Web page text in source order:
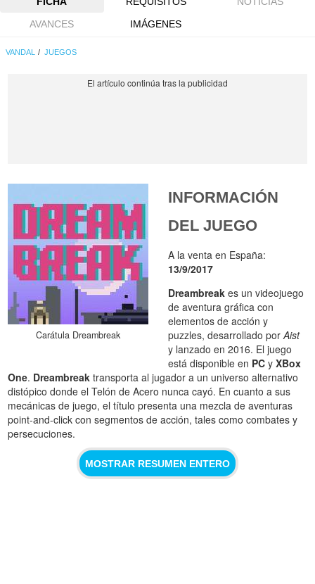
AVANCES
IMÁGENES
VANDAL JUEGOS
Carátula Dreambreak
INFORMACIÓN
DEL JUEGO
A la venta en España:
13/9/2017
Dreambreak es un videojuego
de aventura gráfica con
elementos de acción y
puzzles, desarrollado porAist
y lanzado en 2016. El juego
está disponible en PC yXBox
One. Dreambreak transporta al jugador a un universo alternativo
distópico donde el Telón de Acero nunca cayó. En cuanto a sus
mecánicas de juego, el título presenta una mezcla de aventuras
point-and-click con segmentos de acción, tales como combates y
persecuciones.
MOSTRAR RESUMEN ENTERO